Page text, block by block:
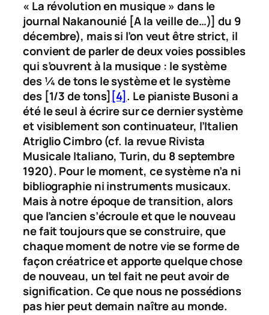
« La révolution en musique » dans le
journal Nakanounié [A la veille de…)] du 9
décembre), mais si l’on veut être strict, il
convient de parler de deux voies possibles
qui s’ouvrent à la musique : le système
des ¼ de tons le système et le système
des [1/3 de tons] [4]. Le pianiste Busoni a
été le seul à écrire sur ce dernier système
et visiblement son continuateur, l’Italien
Atriglio Cimbro (cf. la revueRivista
Musicale Italiano, Turin, du 8 septembre
1920). Pour le moment, ce système n’a ni
bibliographie ni instruments musicaux.
Mais à notre époque de transition, alors
que l’ancien s’écroule et que le nouveau
ne fait toujours que se construire, que
chaque moment de notre vie se forme de
façon créatrice et apporte quelque chose
de nouveau, un tel fait ne peut avoir de
signification. Ce que nous ne possédions
pas hier peut demain naître au monde.